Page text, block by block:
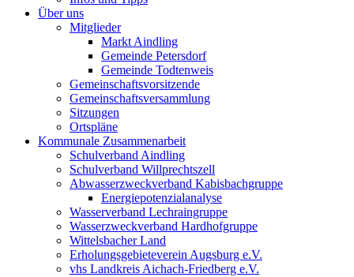
Über uns
Mitglieder
Markt Aindling
Gemeinde Petersdorf
Gemeinde Todtenweis
Gemeinschaftsvorsitzende
Gemeinschaftsversammlung
Sitzungen
Ortspläne
Kommunale Zusammenarbeit
Schulverband Aindling
Schulverband Willprechtszell
Abwasserzweckverband Kabisbachgruppe
Energiepotenzialanalyse
Wasserverband Lechraingruppe
Wasserzweckverband Hardhofgruppe
Wittelsbacher Land
Erholungsgebieteverein Augsburg e.V.
vhs Landkreis Aichach-Friedberg e.V.